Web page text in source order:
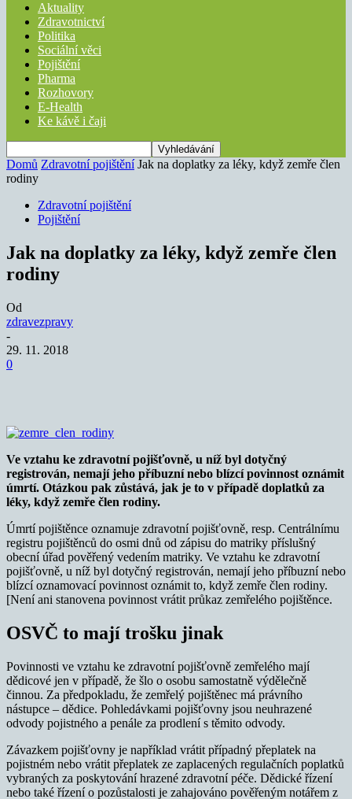
Aktuality
Zdravotnictví
Politika
Sociální věci
Pojištění
Pharma
Rozhovory
E-Health
Ke kávě i čaji
Domů Zdravotní pojištění Jak na doplatky za léky, když zemře člen
rodiny
Zdravotní pojištění
Pojištění
Jak na doplatky za léky, když zemře člen
rodiny
Od
zdravezpravy
-
29. 11. 2018
0
Ve vztahu ke zdravotní pojišťovně, u níž byl dotyčný
registrován, nemají jeho příbuzní nebo blízcí povinnost oznámit
úmrtí. Otázkou pak zůstává, jak je to v případě doplatků za
léky, když zemře člen rodiny.
Úmrtí pojištěnce oznamuje zdravotní pojišťovně, resp. Centrálnímu
registru pojištěnců do osmi dnů od zápisu do matriky příslušný
obecní úřad pověřený vedením matriky. Ve vztahu ke zdravotní
pojišťovně, u níž byl dotyčný registrován, nemají jeho příbuzní nebo
blízcí oznamovací povinnost oznámit to, když zemře člen rodiny.
[Není ani stanovena povinnost vrátit průkaz zemřelého pojištěnce.
OSVČ to mají trošku jinak
Povinnosti ve vztahu ke zdravotní pojišťovně zemřelého mají
dědicové jen v případě, že šlo o osobu samostatně výdělečně
činnou. Za předpokladu, že zemřelý pojištěnec má právního
nástupce – dědice. Pohledávkami pojišťovny jsou neuhrazené
odvody pojistného a penále za prodlení s těmito odvody.
Závazkem pojišťovny je například vrátit případný přeplatek na
pojistném nebo vrátit přeplatek ze zaplacených regulačních poplatků
vybraných za poskytování hrazené zdravotní péče. Dědické řízení
nebo také řízení o pozůstalosti je zahajováno pověřeným notářem z